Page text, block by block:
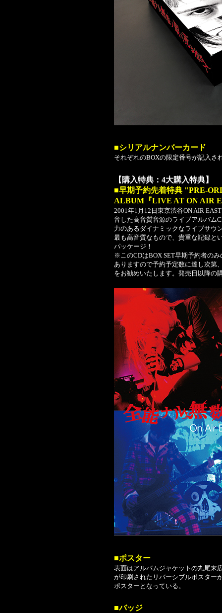
■シリアルナンバーカード
それぞれのBOXの限定番号が記入さ
【購入特典：4大購入特典】
■早期予約先着特典 "PRE-
ALBUM『LIVE AT ON AIR
2001年1月12日東京渋谷ON AIR
音した高音質音源のライブアルバム
力のあるダイナミックなライブサウ
最も高音質なもので、貴重な記録と
パッケージ！
※このCDはBOX SET早期予約者の
ありますので予約予定数に達し次第
をお勧めいたします。発売日以降の
■ポスター
表面はアルバムジャケットの丸尾末
が印刷されたリバーシブルポスター
ポスターとなっている。
■バッジ